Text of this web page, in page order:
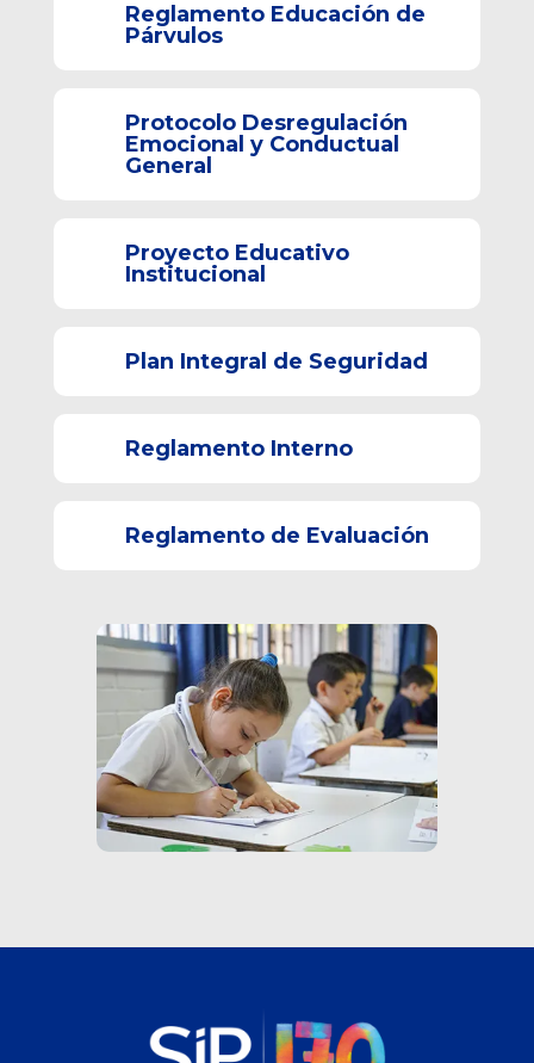
Reglamento Educación de
Párvulos
Protocolo Desregulación
Emocional y Conductual
General
Proyecto Educativo
Institucional
Plan Integral de Seguridad
Reglamento Interno
Reglamento de Evaluación